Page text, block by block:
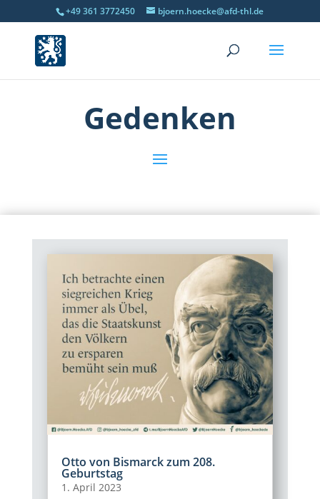
+49 361 3772450 bjoern.hoecke@afd-thl.de
Gedenken
Otto von Bismarck zum 208.
Geburtstag
1. April 2023